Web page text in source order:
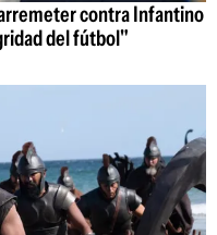
arremeter contra Infantino
del fútbol"